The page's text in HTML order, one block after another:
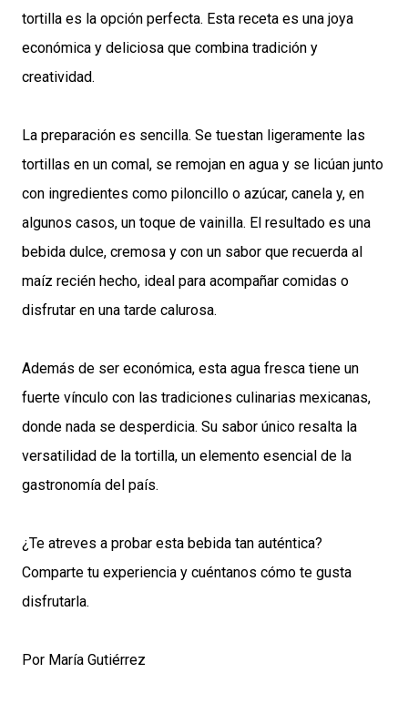
tortilla es la opción perfecta. Esta receta es una joya
económica y deliciosa que combina tradición y
creatividad.
La preparación es sencilla. Se tuestan ligeramente las
tortillas en un comal, se remojan en agua y se licúan junto
con ingredientes como piloncillo o azúcar, canela y, en
algunos casos, un toque de vainilla. El resultado es una
bebida dulce, cremosa y con un sabor que recuerda al
maíz recién hecho, ideal para acompañar comidas o
disfrutar en una tarde calurosa.
Además de ser económica, esta agua fresca tiene un
fuerte vínculo con las tradiciones culinarias mexicanas,
donde nada se desperdicia. Su sabor único resalta la
versatilidad de la tortilla, un elemento esencial de la
gastronomía del país.
¿Te atreves a probar esta bebida tan auténtica?
Comparte tu experiencia y cuéntanos cómo te gusta
disfrutarla.
Por María Gutiérrez